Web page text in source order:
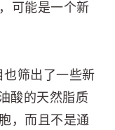
可能是一个新
筛出了一些新
酸的天然脂质
，而且不是通